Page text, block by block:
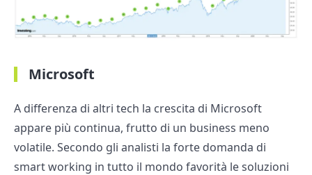
Microsoft
A differenza di altri tech la crescita di Microsoft
appare più continua, frutto di un business meno
volatile. Secondo gli analisti la forte domanda di
smart working in tutto il mondo favorità le soluzioni